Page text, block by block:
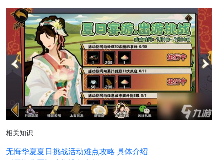
相关知识
无悔华夏夏日挑战活动难点攻略 具体介绍